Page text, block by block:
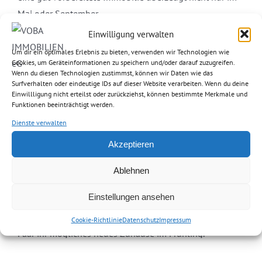
Einwilligung verwalten
Um dir ein optimales Erlebnis zu bieten, verwenden wir Technologien wie
Cookies, um Geräteinformationen zu speichern und/oder darauf zuzugreifen.
Wenn du diesen Technologien zustimmst, können wir Daten wie das
Surfverhalten oder eindeutige IDs auf dieser Website verarbeiten. Wenn du deine
Einwillligung nicht erteilst oder zurückziehst, können bestimmte Merkmale und
Funktionen beeinträchtigt werden.
Dienste verwalten
Akzeptieren
Ablehnen
Einstellungen ansehen
Cookie-RichtlinieDatenschutzImpressum
Mai oder September.
Sie fragen sich, wann Sie Ihre Immobilie am besten
verkaufen sollten? Wir analysieren den Markt, Ihre
Lage und Ihre Immobilie ganz individuell. Lassen
Sie uns gemeinsam den idealen Verkaufszeitpunkt
für Ihr Objekt finden – sprechen Sie uns einfach an.
Dieser Beitrag stellt keine Steuer-
oder Rechtsberatung im Einzelfall dar. Bitte lassen Sie
die Sachverhalte in Ihrem konkreten Einzelfall von